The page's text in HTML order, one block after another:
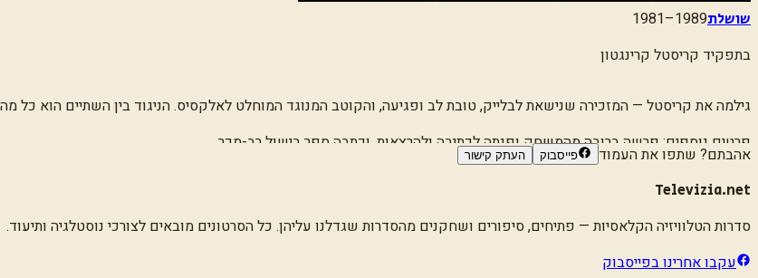
שושלת1981–1989
בתפקיד קריסטל קרינגטון
גילמה את קריסטל — המזכירה שנישאת לבלייק, טובת לב ופגיעה, והקוטב המנוגד המוחלט לאלקסיס. הניגוד בין השתיים הוא כל
פרטים נוספים: פרשה ברובה מהמשחק ופנתה לכתיבה ולהרצאות, וכתבה ספר בישול רב-מכר.
אהבתם? שתפו את העמוד פייסבוק העתק קישור
Televizia.net
סדרות הטלוויזיה הקלאסיות— פתיחים, סיפורים ושחקנים מהסדרות שגדלנו עליהן. כל הסרטונים מובאים לצורכי נוסטלגיה ותיעוד.
עקבו אחרינו בפייסבוק